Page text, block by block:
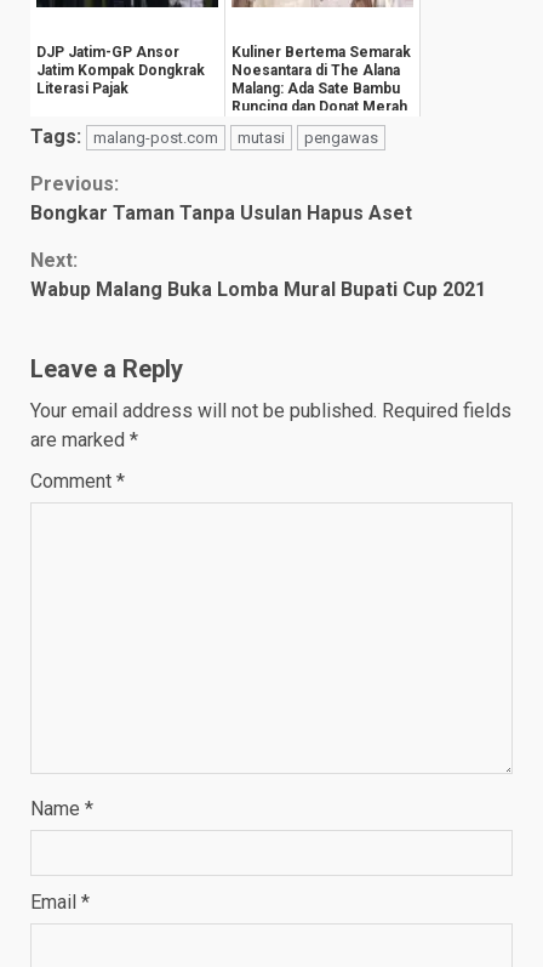
DJP Jatim-GP Ansor
Jatim Kompak Dongkrak
Literasi Pajak
Kuliner Bertema Semarak
Noesantara di The Alana
Malang: Ada Sate Bambu
Runcing dan Donat Merah
Putih
Tags: malang-post.com mutasi pengawas
Continue
Previous:
Bongkar Taman Tanpa Usulan Hapus Aset
Next:
Wabup Malang Buka Lomba Mural Bupati Cup 2021
Leave a Reply
Your email address will not be published. Required fields
are marked *
Comment *
Name *
Email *